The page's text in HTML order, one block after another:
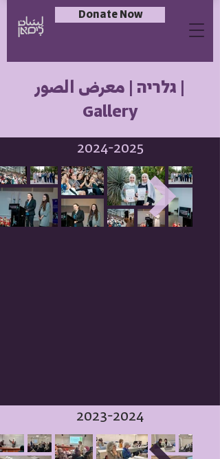
Donate Now
גלריה | معرض الصور |
Gallery
2024-2025
2023-2024